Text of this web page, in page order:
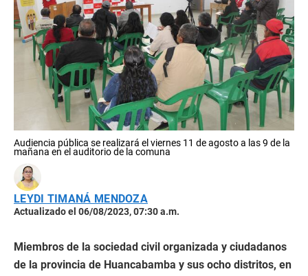
Audiencia pública se realizará el viernes 11 de agosto a las 9 de la
mañana en el auditorio de la comuna
LEYDI TIMANÁ MENDOZA
Actualizado el 06/08/2023, 07:30 a.m.
Miembros de la sociedad civil organizada y ciudadanos
de la provincia de Huancabamba y sus ocho distritos, en